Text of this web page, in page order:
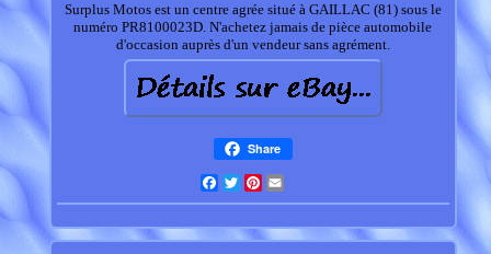
Surplus Motos est un centre agrée situé à GAILLAC (81) sous le
numéro PR8100023D. N'achetez jamais de pièce automobile
d'occasion auprès d'un vendeur sans agrément.
Share
Facebook
TwitterPinterest